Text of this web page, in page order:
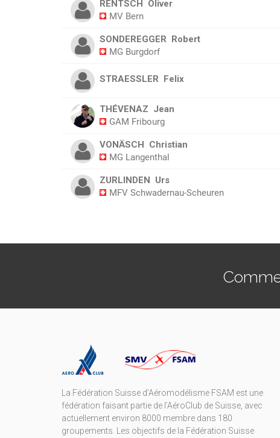
RENTSCH Oliver
MV Bern
SONDEREGGER Robert
MG Burgdorf
STRAESSLER Felix
THÉVENAZ Jean
GAM Fribourg
VONÄSCH Christian
MG Langenthal
ZURLINDEN Urs
MFV Schwadernau-Scheuren
La Fédération Suisse d’Aéromodélisme FSAM est une
fédération faisant partie de l’AéroClub de Suisse, avec
actuellement environ 8000 membre dans 180
groupements. Les objectifs de la Fédération Suisse